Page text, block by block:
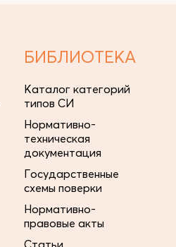
БИБЛИОТЕКА
Каталог категорий
типов СИ
Нормативно-
техническая
документация
Государственные
схемы поверки
Нормативно-
правовые акты
Статьи